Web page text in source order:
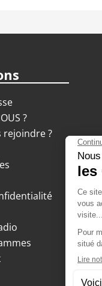
?
rejoindre ?